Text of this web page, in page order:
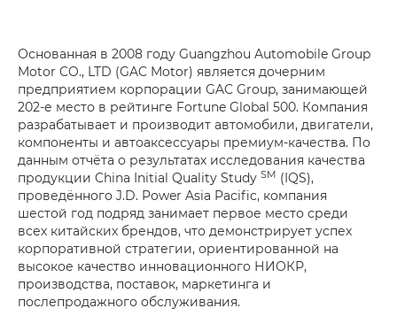
Основанная в 2008 году Guangzhou Automobile Group
Motor CO., LTD (GAC Motor) является дочерним
предприятием корпорации GAC Group, занимающей
202-е место в рейтинге Fortune Global 500. Компания
разрабатывает и производит автомобили, двигатели,
компоненты и автоаксессуары премиум-качества. По
данным отчёта о результатах исследования качества
продукции China Initial Quality Study SM (IQS),
проведённого J.D. Power Asia Pacific, компания
шестой год подряд занимает первое место среди
всех китайских брендов, что демонстрирует успех
корпоративной стратегии, ориентированной на
высокое качество инновационного НИОКР,
производства, поставок, маркетинга и
послепродажного обслуживания.